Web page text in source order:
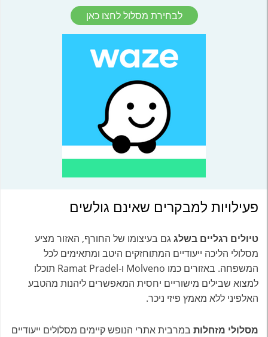
לבחירת מסלול לחצו כאן
פעילויות למבקרים שאינם גולשים
טיולים רגליים בשלגגם בעיצומו של החורף, האזור מציע
מסלולי הליכה ייעודיים המתוחזקים היטב ומתאימים לכל
המשפחה. באזורים כמו Molveno ו-Ramat Pradel תוכלו
למצוא שבילים מישוריים יחסית המאפשרים ליהנות מהטבע
האלפיני ללא מאמץ פיזי ניכר.
מסלולי מזחלות במרבית אתרי הנופש קיימים מסלולים ייעודיים